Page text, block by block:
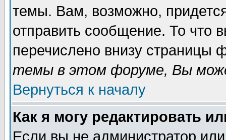
темы. Вам, возможно,
отправить сообщение. То что
перечислено внизу страницы
темы в этом форуме, Вы
Вернуться к началу
Как я могу редактировать
Если вы не администратор